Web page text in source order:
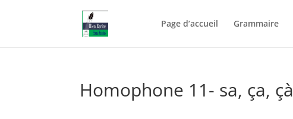
Page d’accueil Grammaire
Homophone 11- sa, ça, çà